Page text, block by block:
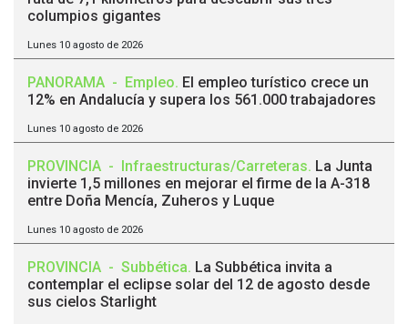
columpios gigantes
Lunes 10 agosto de 2026
PANORAMA - Empleo. El empleo turístico crece un
12% en Andalucía y supera los 561.000 trabajadores
Lunes 10 agosto de 2026
PROVINCIA - Infraestructuras/Carreteras. La Junta
invierte 1,5 millones en mejorar el firme de la A-318
entre Doña Mencía, Zuheros y Luque
Lunes 10 agosto de 2026
PROVINCIA - Subbética. La Subbética invita a
contemplar el eclipse solar del 12 de agosto desde
sus cielos Starlight